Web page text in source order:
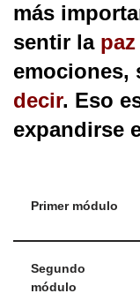
más
sentir la paz
emociones,
decir. Eso
expandirse
Primer módulo
Segundo
módulo